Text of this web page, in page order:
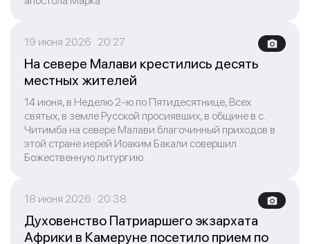
19 июня 2026 20:27
На севере Малави крестились десять
местных жителей
14 июня, в Неделю 2-ю по Пятидесятнице, Всех
святых, в земле Русской просиявших, в общине в с.
Читимба на севере Малави благочинный приходов в
этой стране иерей Иоаким Бакали совершил
Божественную литургию.
18 июня 2026 20:38
Духовенство Патриаршего экзархата
Африки в Камеруне посетило прием по